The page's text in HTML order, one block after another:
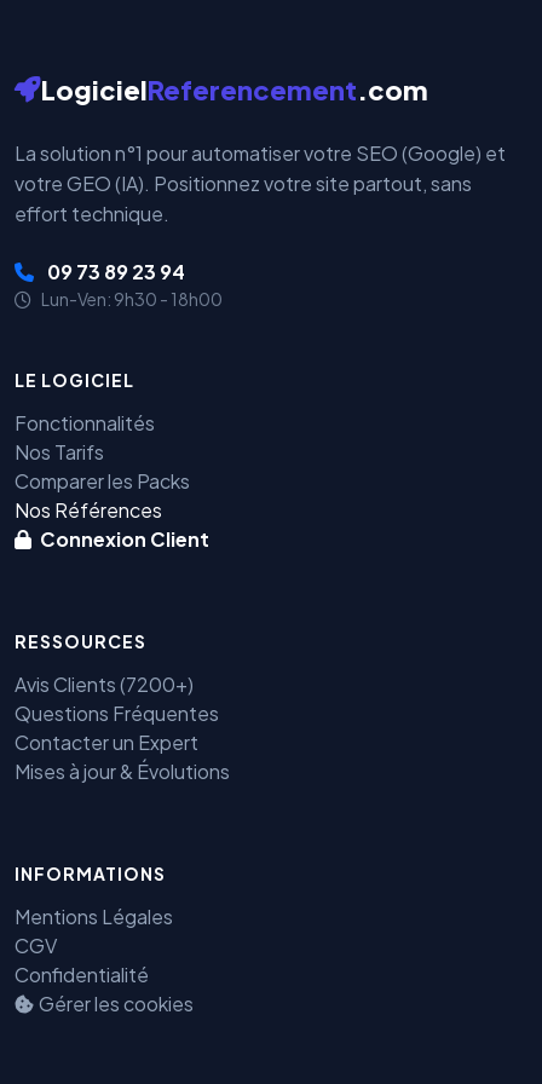
LogicielReferencement.com
La solution n°1 pour automatiser votre SEO (Google) et
votre GEO (IA). Positionnez votre site partout, sans
effort technique.
09 73 89 23 94
Lun-Ven: 9h30 - 18h00
LE LOGICIEL
Fonctionnalités
Nos Tarifs
Comparer les Packs
Nos Références
Connexion Client
RESSOURCES
Avis Clients (7200+)
Questions Fréquentes
Contacter un Expert
Mises à jour & Évolutions
INFORMATIONS
Mentions Légales
CGV
Confidentialité
Gérer les cookies